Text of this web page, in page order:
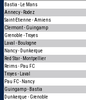
Bastia - Le Mans
Annecy - Rodez
Saint-Etienne - Amiens
Clermont - Guingamp
Grenoble - Troyes
Laval - Boulogne
Nancy - Dunkerque
Red Star - Montpellier
Reims - Pau FC
Troyes - Laval
Pau FC - Nancy
Guingamp - Bastia
Dunkerque - Grenoble